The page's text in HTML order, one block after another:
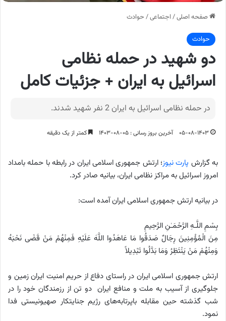
صفحه اصلی/ اجتماعی/ حوادث
حوادث
دو شهید در حمله نظامی
اسرائیل به ایران + جزئیات کامل
در حمله نظامی اسرائیل به ایران 2 نفر شهید شدند.
۰۵-۰۸-۱۴۰۳ آخرین بروز رسانی : ۰۵-۰۸-۱۴۰۳ کمتر از یک دقیقه
به گزارش پارت نیوز؛ ارتش جمهوری اسلامی ایران در رابطه با حمله بامداد
امروز اسرائیل به مراکز نظامی ایران، بیانیه صادر کرد.
در بیانیه ارتش جمهوری اسلامی ایران آمده است:
بِسْمِ اللَّـهِ الرَّحْمَـٰنِ الرَّحِیمِ
مِنَ الْمُؤْمِنِینَ رِجَالٌ صَدَقُوا مَا عَاهَدُوا اللَّهَ عَلَیْهِ فَمِنْهُمْ مَنْ قَضَی نَحْبَهُ
وَمِنْهُمْ مَنْ یَنْتَظِرُ وَمَا بَدَّلُوا تَبْدِیلاً
ارتش جمهوری اسلامی ایران در راستای دفاع از حریم امنیت ایران زمین و
جلوگیری از آسیب به ملت و منافع ایران دو تن از رزمندگان خود را در
شب گذشته حین مقابله باپرتابه‌های رژیم جنایتکار صهیونیستی فدا
نمود.